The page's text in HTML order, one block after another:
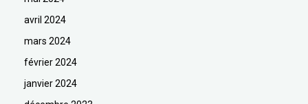
avril 2024
mars 2024
février 2024
janvier 2024